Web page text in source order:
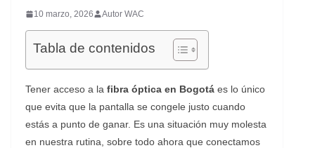
10 marzo, 2026 Autor WAC
Tabla de contenidos
Tener acceso a la fibra óptica en Bogotá es lo único
que evita que la pantalla se congele justo cuando
estás a punto de ganar. Es una situación muy molesta
en nuestra rutina, sobre todo ahora que conectamos